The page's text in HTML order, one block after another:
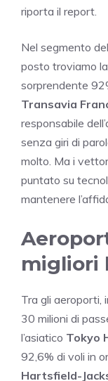
riporta il report.
Nel segmento
posto troviamo
sorprendente
Transavia
responsabile
senza giri di
molto. Ma i
puntato su
mantenere
migliori
Tra gli aeroporti,
30 milioni di
l’asiatico Tokyo
92,6% di voli in
Hartsfield-